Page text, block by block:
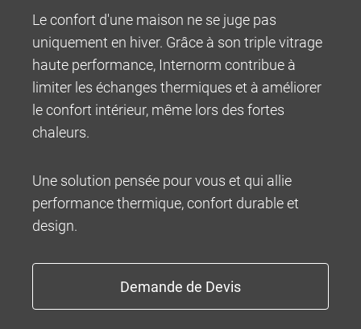
INFOCENTER
100% MADE IN AUSTRIA
Le confort d'une maison ne se juge pas
uniquement en hiver. Grâce à son triple vitrage
haute performance, Internorm contribue à
limiter les échanges thermiques et à améliorer
le confort intérieur, même lors des fortes
chaleurs.
Une solution pensée pour vous et qui allie
performance thermique, confort durable et
design.